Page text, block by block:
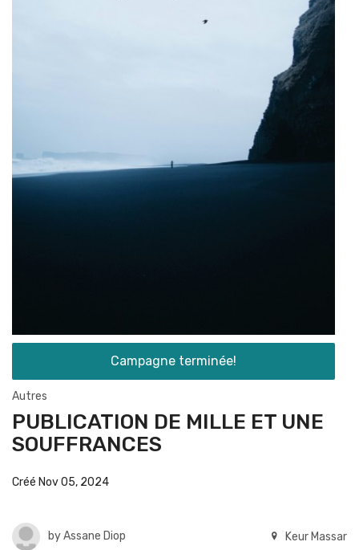
Campagne terminée!
Autres
PUBLICATION DE MILLE ET UNE
SOUFFRANCES
Créé Nov 05, 2024
byAssane Diop Keur Massar